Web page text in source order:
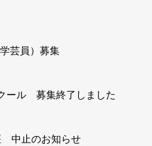
芸員）募集
ール 募集終了しました
中止のお知らせ